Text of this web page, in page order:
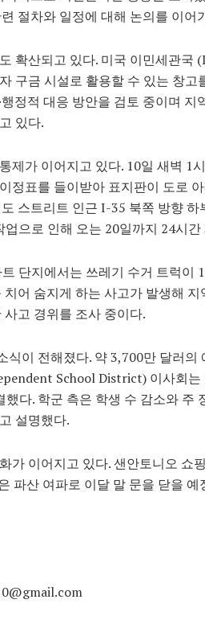
절차와 일정에 대해 논의를 이어
확산되고 있다. 미국 이민세관국
구금 시설로 활용할 수 있는 창고
정적 대응 방안을 검토 중이며 지
있다.
제가 이어지고 있다. 10일 새벽 1
정표를 들이받아 표지판이 도로
스트리트 인근 I-35 북쪽 방향 하
업으로 인해 오는 20일까지 24시
단지에서는 쓰레기 수거 트럭이
어 숨지게 하는 사고가 발생해
고 경위를 조사 중이다.
식이 전해졌다. 약 3,700만 달러의
School District) 이사회
다. 학군 측은 학생 수 감소와 주
설명했다.
가 이어지고 있다. 샌안토니오 쇼
파산 여파로 이달 말 문을 닫을 예